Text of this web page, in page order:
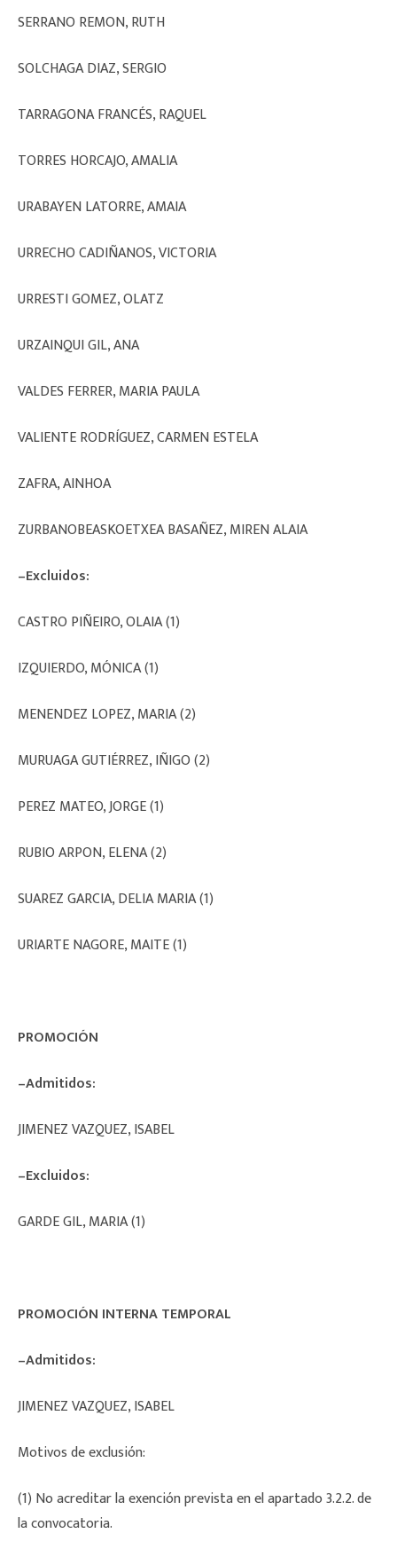
SERRANO REMON, RUTH
SOLCHAGA DIAZ, SERGIO
TARRAGONA FRANCÉS, RAQUEL
TORRES HORCAJO, AMALIA
URABAYEN LATORRE, AMAIA
URRECHO CADIÑANOS, VICTORIA
URRESTI GOMEZ, OLATZ
URZAINQUI GIL, ANA
VALDES FERRER, MARIA PAULA
VALIENTE RODRÍGUEZ, CARMEN ESTELA
ZAFRA, AINHOA
ZURBANOBEASKOETXEA BASAÑEZ, MIREN ALAIA
–Excluidos:
CASTRO PIÑEIRO, OLAIA (1)
IZQUIERDO, MÓNICA (1)
MENENDEZ LOPEZ, MARIA (2)
MURUAGA GUTIÉRREZ, IÑIGO (2)
PEREZ MATEO, JORGE (1)
RUBIO ARPON, ELENA (2)
SUAREZ GARCIA, DELIA MARIA (1)
URIARTE NAGORE, MAITE (1)
PROMOCIÓN
–Admitidos:
JIMENEZ VAZQUEZ, ISABEL
–Excluidos:
GARDE GIL, MARIA (1)
PROMOCIÓN INTERNA TEMPORAL
–Admitidos:
JIMENEZ VAZQUEZ, ISABEL
Motivos de exclusión:
(1) No acreditar la exención prevista en el apartado 3.2.2. de
la convocatoria.